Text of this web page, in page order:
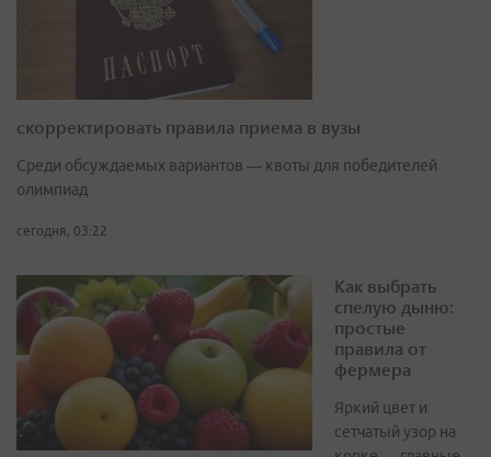
скорректировать правила приема в вузы
Среди обсуждаемых вариантов — квоты для победителей
олимпиад
сегодня, 03:22
Как выбрать
спелую дыню:
простые
правила от
фермера
Яркий цвет и
сетчатый узор на